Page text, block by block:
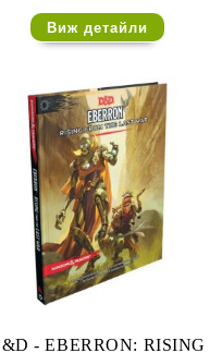
Виж детайли
- EBERRON: RISING